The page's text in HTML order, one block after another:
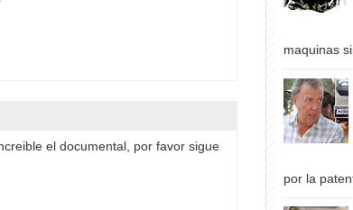
el documental, por favor sigue
maquinas
por la